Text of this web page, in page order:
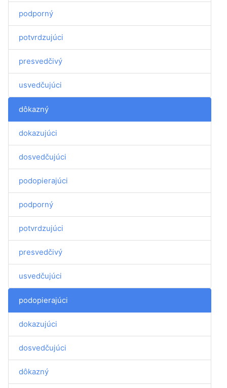
podporný
potvrdzujúci
presvedčivý
usvedčujúci
dôkazný
dokazujúci
dosvedčujúci
podopierajúci
podporný
potvrdzujúci
presvedčivý
usvedčujúci
podopierajúci
dokazujúci
dosvedčujúci
dôkazný